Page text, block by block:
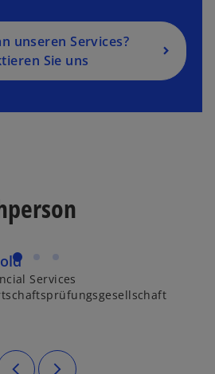
unseren Services?
Sie uns
e
t
r
Services